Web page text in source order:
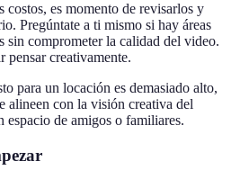
costos, es momento de revisarlos y
Pregúntate a ti mismo si hay áreas
sin comprometer la calidad del video.
pensar creativamente.
para un locación es demasiado alto,
alineen con la visión creativa del
de amigos o familiares.